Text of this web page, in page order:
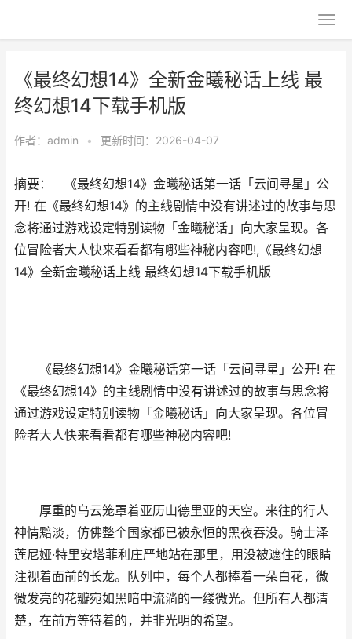
《最终幻想14》全新金曦秘话上线 最
终幻想14下载手机版
作者： admin • 更新时间：2026-04-07
摘要： 《最终幻想14》金曦秘话第一话「云间寻星」公
开! 在《最终幻想14》的主线剧情中没有讲述过的故事与思
念将通过游戏设定特别读物「金曦秘话」向大家呈现。各
位冒险者大人快来看看都有哪些神秘内容吧!,《最终幻想
14》全新金曦秘话上线 最终幻想14下载手机版
《最终幻想14》金曦秘话第一话「云间寻星」公开! 在
《最终幻想14》的主线剧情中没有讲述过的故事与思念将
通过游戏设定特别读物「金曦秘话」向大家呈现。各位冒
险者大人快来看看都有哪些神秘内容吧!
厚重的乌云笼罩着亚历山德里亚的天空。来往的行人
神情黯淡，仿佛整个国家都已被永恒的黑夜吞没。骑士泽
莲尼娅·特里安塔菲利庄严地站在那里，用没被遮住的眼睛
注视着面前的长龙。队列中，每个人都捧着一朵白花，微
微发亮的花瓣宛如黑暗中流淌的一缕微光。但所有人都清
楚，在前方等待着的，并非光明的希望。